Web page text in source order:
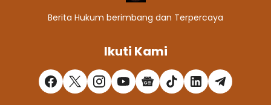
Berita Hukum berimbang dan Terpercaya
Ikuti Kami